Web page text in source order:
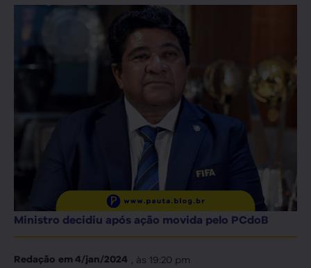
Ministro decidiu após ação movida pelo PCdoB
Redação em4/jan/2024 , às 19:20 pm